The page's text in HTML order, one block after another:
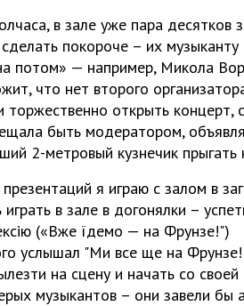
в зале уже пара десятков
покороче – их
потом» — например, Микола
что нет второго
открыть концерт,
быть модератором,
2-метровый кузнечик прыгать
я играю с залом в
в зале в догонялки –
(«Вже їдемо — на Фрунзе!")
услышал "Ми все ще на
на сцену и начать со
музыкантов – они завели бы